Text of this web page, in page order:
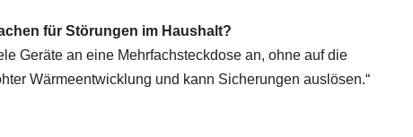
für Störungen im Haushalt?
Geräte an eine Mehrfachsteckdose an, ohne auf die
Wärmeentwicklung und kann Sicherungen auslösen.“